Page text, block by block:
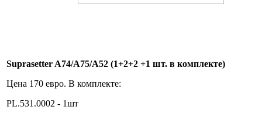
Suprasetter A74/A75/A52 (1+2+2 +1 шт. в комплекте)
Цена 170 евро. В комплекте:
PL.531.0002 - 1шт